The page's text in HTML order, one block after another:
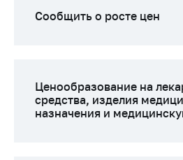
Общественное
Маркировка
товаров
Упрощение условий
Сообщить о росте цен
Ценообразование на
средства, изделия
назначения и